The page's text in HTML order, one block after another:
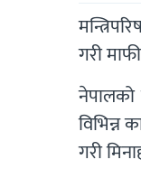
गरी
विभिन्न
गरी